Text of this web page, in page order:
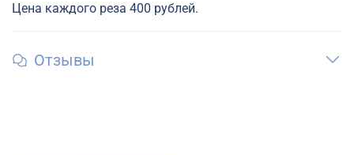
Цена каждого реза 400 рублей.
Отзывы